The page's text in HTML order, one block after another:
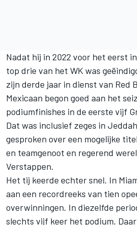
Nadat hij in 2022 voor het eerst
top drie van het WK was
zijn derde jaar in dienst van Red
Mexicaan begon goed aan het
podiumfinishes in de eerste vijf
Dat was inclusief zeges in
gesproken over een mogelijke
en teamgenoot en regerend
Verstappen.
Het tij keerde echter snel. In
aan een recordreeks van tien
overwinningen. In diezelfde
slechts vijf keer het podium.